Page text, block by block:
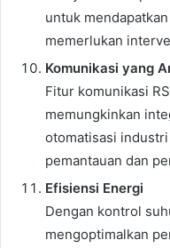
untuk
memerlukan
Komunikasi yang
Fitur komunikasi
memungkinkan
otomatisasi
pemantauan dan
Efisiensi Energi
Dengan kontrol
mengoptimalkan